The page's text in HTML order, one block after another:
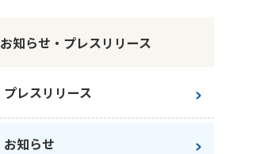
お知らせ・プレスリリース
プレスリリース
お知らせ